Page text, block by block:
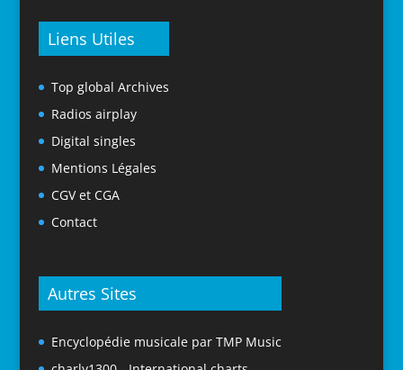
Liens Utiles
Top global Archives
Radios airplay
Digital singles
Mentions Légales
CGV et CGA
Contact
Autres Sites
Encyclopédie musicale par TMP Music